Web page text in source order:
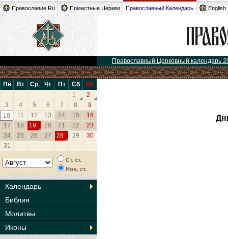
Православие.Ru Поместные Церкви Православный Календарь English
Православный Церковный календарь
Пн Вт Ср Чт Пт Сб
Вс
1
2
3
4 5 6 7 8
9
10
11 12 13 14 15
16
17
18 19 20 21 22
23
24
25 26 27 28 29
30
31
Ст. ст.
Нов. ст.
Календарь
Библия
Молитвы
Иконы